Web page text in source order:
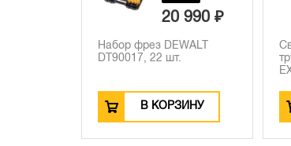
20 990 ₽
Набор фрез DEWALT
DT90017, 22 шт.
В КОРЗИНУ